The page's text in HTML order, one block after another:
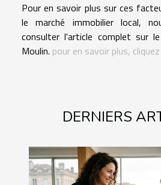
Pour en savoir plus sur ces
le marché immobilier local,
consulter l'article complet sur
Moulin. pour en savoir plus,
DERNIERS